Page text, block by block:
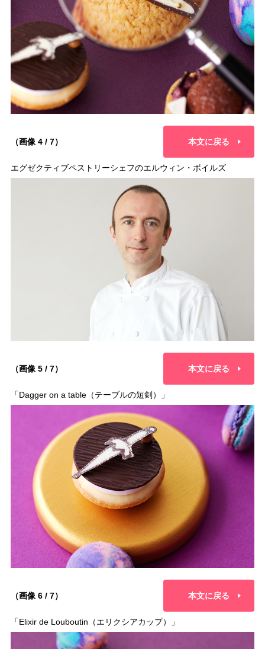
（画像 4 / 7） 本文に戻る
エグゼクティブペストリーシェフのエルウィン・ボイルズ
（画像 5 / 7） 本文に戻る
「Dagger on a table（テーブルの短剣）」
（画像 6 / 7） 本文に戻る
「Elixir de Louboutin（エリクシアカップ）」